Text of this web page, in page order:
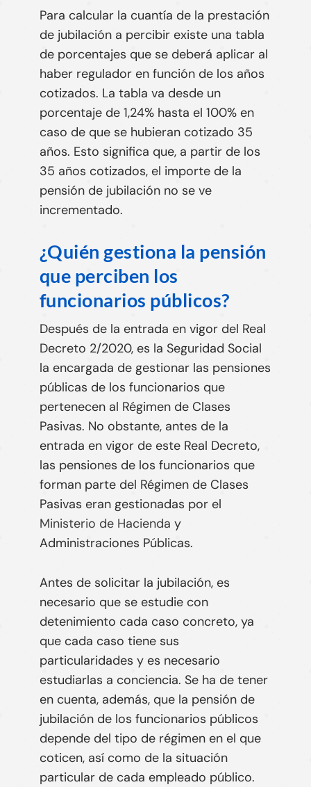
Para calcular la cuantía de la prestación
de jubilación a percibir existe una tabla
de porcentajes que se deberá aplicar al
haber regulador en función de los años
cotizados. La tabla va desde un
porcentaje de 1,24% hasta el 100% en
caso de que se hubieran cotizado 35
años. Esto significa que, a partir de los
35 años cotizados, el importe de la
pensión de jubilación no se ve
incrementado.
¿Quién gestiona la pensión
que perciben los
funcionarios públicos?
Después de la entrada en vigor del Real
Decreto 2/2020, es la Seguridad Social
la encargada de gestionar las pensiones
públicas de los funcionarios que
pertenecen al Régimen de Clases
Pasivas. No obstante, antes de la
entrada en vigor de este Real Decreto,
las pensiones de los funcionarios que
forman parte del Régimen de Clases
Pasivas eran gestionadas por el
Ministerio de Hacienda y
Administraciones Públicas.
Antes de solicitar la jubilación, es
necesario que se estudie con
detenimiento cada caso concreto, ya
que cada caso tiene sus
particularidades y es necesario
estudiarlas a conciencia. Se ha de tener
en cuenta, además, que la pensión de
jubilación de los funcionarios públicos
depende del tipo de régimen en el que
coticen, así como de la situación
particular de cada empleado público.